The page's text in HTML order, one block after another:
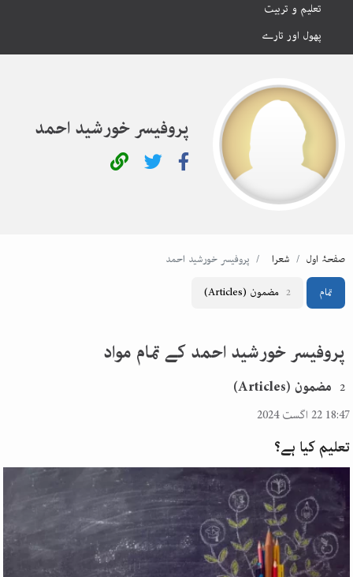
تعلیم و تربیت
پھول اور تارے
پروفیسر خورشید احمد
صفحۂ اول شعرا پروفیسر خورشید احمد
تمام 2 مضمون (Articles)
پروفیسر خورشید احمد کے تمام مواد
2 مضمون (Articles)
18:47 22 اگست 2024
تعلیم کیا ہے؟